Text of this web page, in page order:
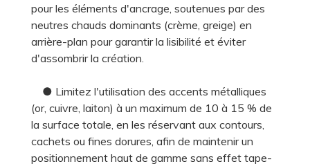
pour les éléments d'ancrage, soutenues par des
neutres chauds dominants (crème, greige) en
arrière-plan pour garantir la lisibilité et éviter
d'assombrir la création.
● Limitez l'utilisation des accents métalliques
(or, cuivre, laiton) à un maximum de 10 à 15 % de
la surface totale, en les réservant aux contours,
cachets ou fines dorures, afin de maintenir un
positionnement haut de gamme sans effet tape-